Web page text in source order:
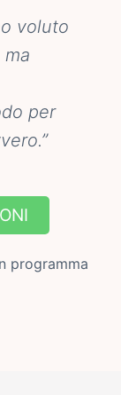
voluto
per
programma